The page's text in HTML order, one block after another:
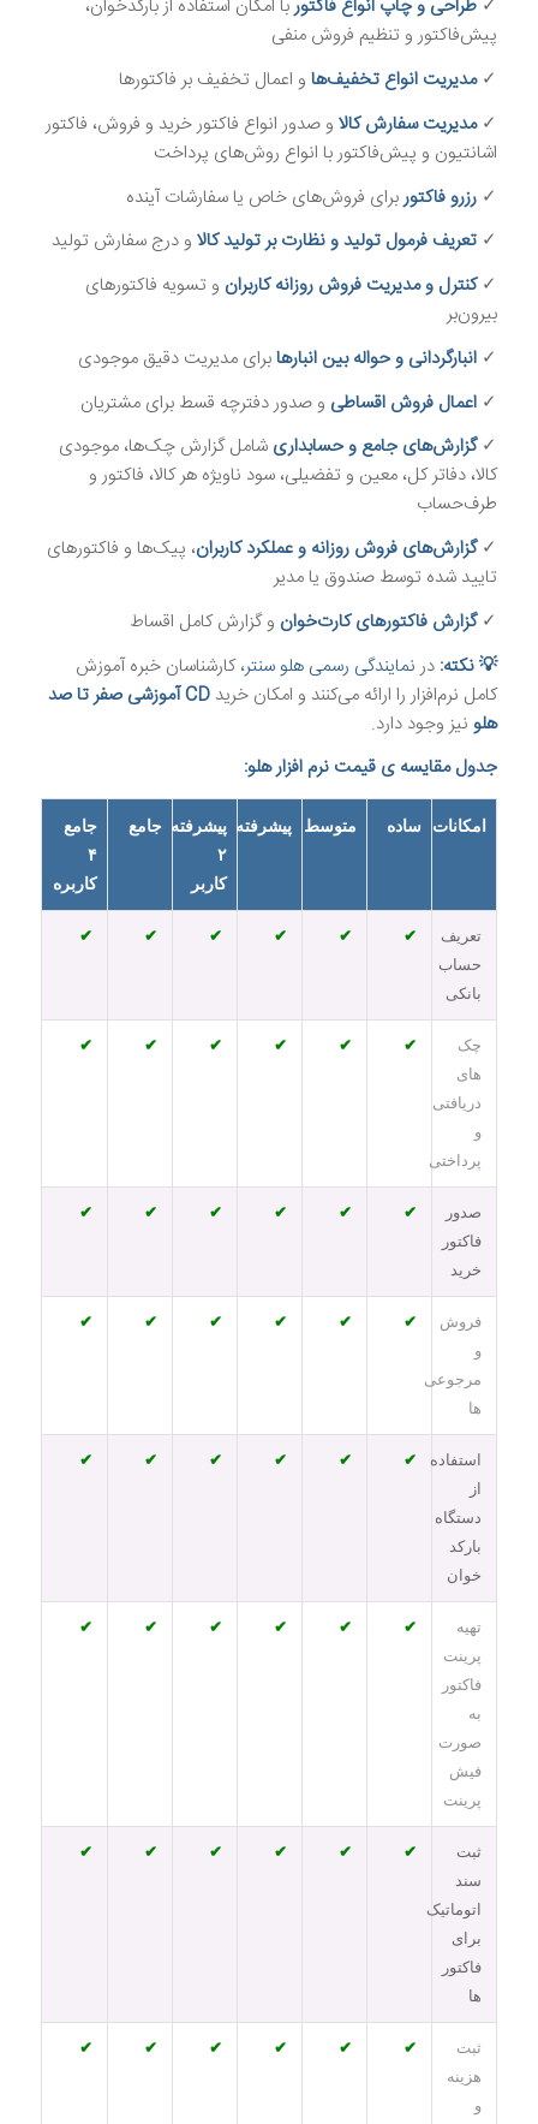
✓ طراحی و چاپ انواع فاکتوربا امکان استفاده از بارکدخوان،
پیش‌فاکتور و تنظیم فروش منفی
✓مدیریت انواع تخفیف‌هاو اعمال تخفیف بر فاکتورها
✓مدیریت سفارش کالاو صدور انواع فاکتور خرید و فروش، فاکتور
اشانتیون و پیش‌فاکتور با انواع روش‌های پرداخت
✓ رزرو فاکتوربرای فروش‌های خاص یا سفارشات آینده
✓ تعریف فرمول تولید و نظارت بر تولید کالاو درج سفارش تولید
✓کنترل و مدیریت فروش روزانه کاربران و تسویه فاکتورهای
بیرون‌بر
✓ انبارگردانی و حواله بین انبارهابرای مدیریت دقیق موجودی
✓ اعمال فروش اقساطی و صدور دفترچه قسط برای مشتریان
✓گزارش‌های جامع و حسابداری شامل گزارش چک‌ها، موجودی
کالا، دفاتر کل، معین و تفضیلی، سود ناویژه هر کالا، فاکتور و
طرف‌حساب
✓گزارش‌های فروش روزانه و عملکرد کاربران، پیک‌ها و فاکتورهای
تایید شده توسط صندوق یا مدیر
✓گزارش فاکتورهای کارت‌خوان و گزارش کامل اقساط
💡 نکته: در نمایندگی رسمی هلو سنتر، کارشناسان خبره آموزش
کامل نرم‌افزار را ارائه می‌کنند و امکان خرید
CD آموزشی صفر تا صد
هلو نیز وجود دارد.
جدول مقایسه ی قیمت نرم افزار هلو:
امکانات ساده متوسط پیشرفته پیشرفته
۲
کاربر
جامع
جامع
۴
کاربره
تعریف
حساب
بانکی
✔
✔
✔
✔
✔
✔
چک
های
دریافتی
و
پرداختی
✔
✔
✔
✔
✔
✔
صدور
فاکتور
خرید
✔
✔
✔
✔
✔
✔
فروش
و
مرجوعی
ها
✔
✔
✔
✔
✔
✔
استفاده
از
دستگاه
بارکد
خوان
✔
✔
✔
✔
✔
✔
تهیه
پرینت
فاکتور
به
صورت
فیش
پرینت
✔
✔
✔
✔
✔
✔
ثبت
سند
اتوماتیک
برای
فاکتور
ها
✔
✔
✔
✔
✔
✔
ثبت
هزینه
و
✔
✔
✔
✔
✔
✔